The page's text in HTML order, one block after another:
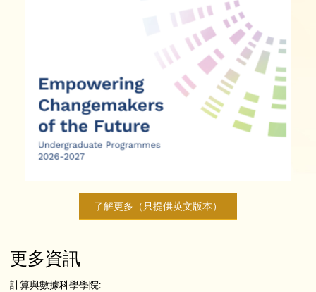
了解更多（只提供英文版本）
更多資訊
計算與數據科學學院: